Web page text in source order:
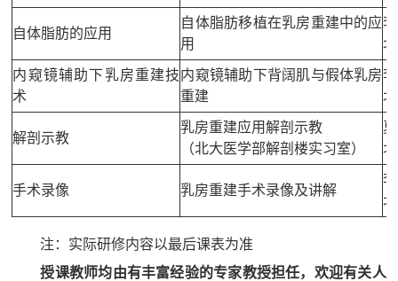
自体脂肪的应用
自体脂肪移植在乳房重建中的应
用
内窥镜辅助下乳房重建技
术
内窥镜辅助下背阔肌与假体乳房
重建
解剖示教
乳房重建应用解剖示教
（北大医学部解剖楼实习室）
手术录像 乳房重建手术录像及讲解
注：实际研修内容以最后课表为准
授课教师均由有丰富经验的专家教授担任，欢迎有关人